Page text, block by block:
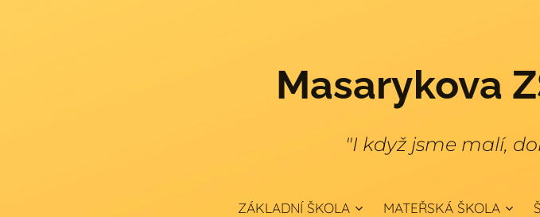
Masarykova
"I když jsme malí,
ZÁKLADNÍ ŠKOLA MATEŘSKÁ ŠKOLA